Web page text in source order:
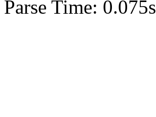
Parse Time: 0.075s